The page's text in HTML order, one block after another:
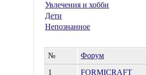
Увлечения и хобби
Дети
Непознанное
№ Форум
1
FORMICRAFT